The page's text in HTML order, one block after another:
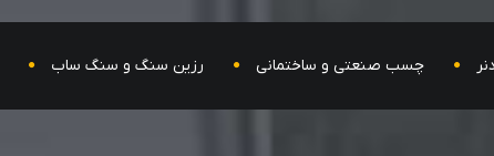
چسب صنعتی و ساختمانی رزین سنگ و سنگ ساب